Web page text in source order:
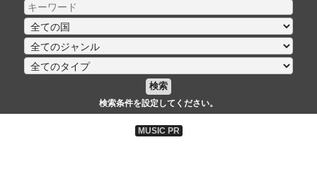
検索
検索条件を設定してください。
MUSIC PR